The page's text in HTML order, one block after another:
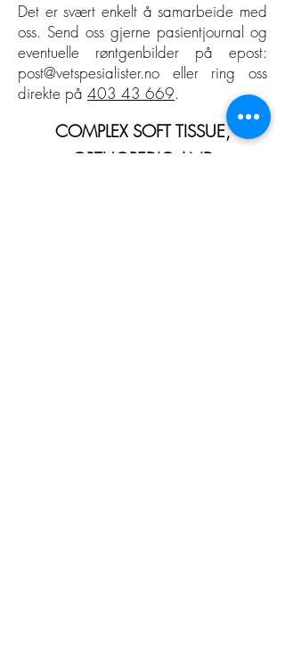
Det er svært enkelt å samarbeide med
oss. Send oss gjerne pasientjournal og
eventuelle røntgenbilder på epost:
post@vetspesialister.no eller ring oss
direkte på 403 43 669.
COMPLEX SOFT TISSUE,
ORTHOPEDIC AND